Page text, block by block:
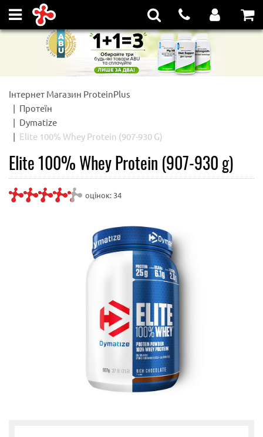
Інтернет Магазин ProteinPlus
Протеїн
Dymatize
Elite 100% Whey Protein (907-930 G)
Elite 100% Whey Protein (907-930 g)
оцінок: 34